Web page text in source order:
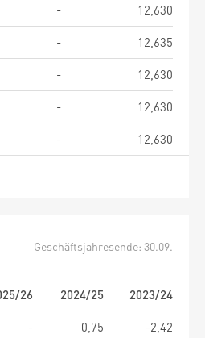
-
12,630
-
12,635
-
12,630
-
12,630
- 12,630
Geschäftsjahresende: 30.09.
26 2024/25
2023/24
- 0,75
-2,42